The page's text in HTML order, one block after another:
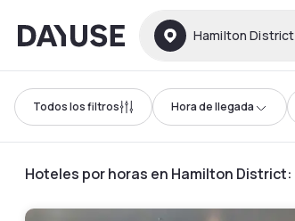
Dayuse Hamilton District
Todos los filtros Hora de llegada
Hoteles por horas en Hamilton District: